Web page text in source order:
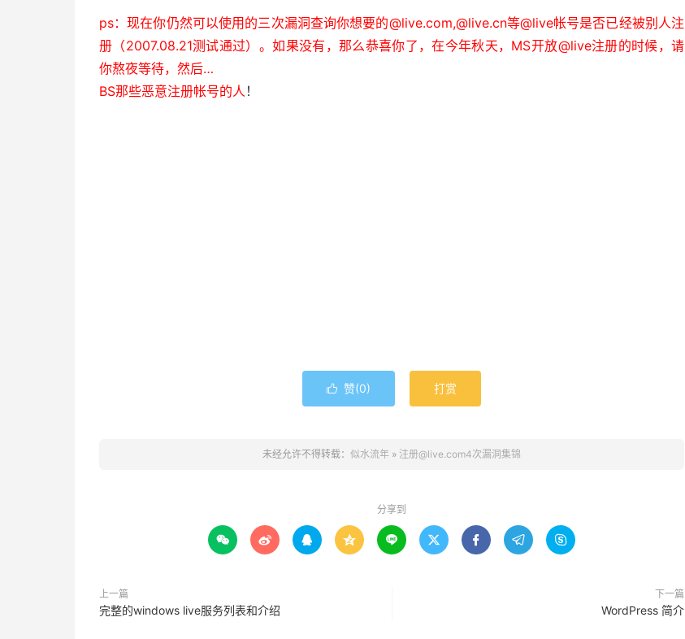
ps：现在你仍然可以使用的三次漏洞查询你想要的@live.com,@live.cn等@live帐号是否已经被别人注
册（2007.08.21测试通过）。如果没有，那么恭喜你了，在今年秋天，MS开放@live注册的时候，请
你熬夜等待，然后…
BS那些恶意注册帐号的人 ！
 赞(0) 打赏
未经允许不得转载： 似水流年 » 注册@live.com4次漏洞集锦
分享到
        
上一篇
完整的windows live服务列表和介绍
下一篇
WordPress 简介